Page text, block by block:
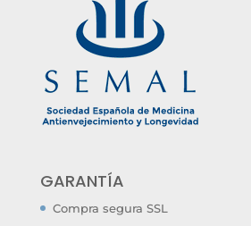
GARANTÍA
Compra segura SSL